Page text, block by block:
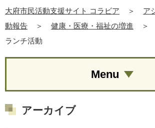
大府市民活動支援サイト コラビア ＞ ア
動報告
＞ 健康・医療・福祉の増進 ＞
ランチ活動
Menu
アーカイブ